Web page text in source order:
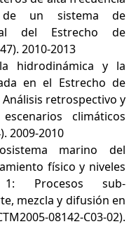
de un sistema de
del Estrecho de
2010-2013
hidrodinámica y la
en el Estrecho de
retrospectivo y
climáticos
2009-2010
marino del
físico y niveles
1: Procesos sub-
mezcla y difusión en
08142-C03-02).